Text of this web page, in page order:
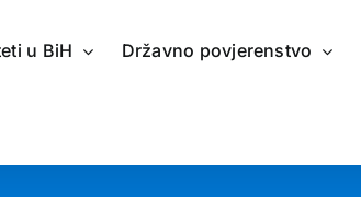
u BiH Državno povjerenstvo